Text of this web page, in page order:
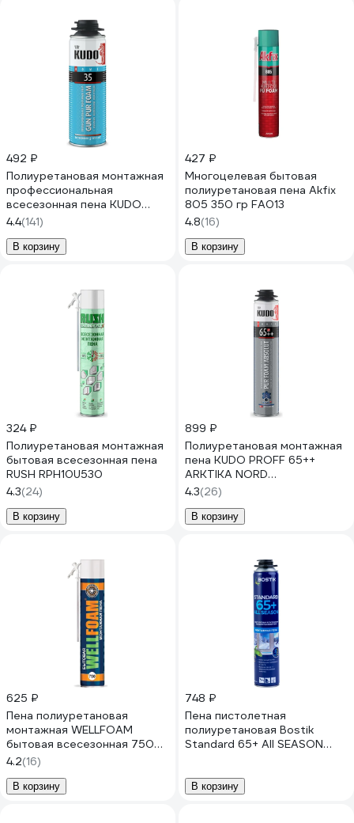
492 ₽
Полиуретановая монтажная
профессиональная
всесезонная пена KUDO
HOME 35 KUPHP06U35
4.4(141)
В корзину
427 ₽
Многоцелевая бытовая
полиуретановая пена Akfix
805 350 гр FA013
4.8(16)
В корзину
324 ₽
Полиуретановая монтажная
бытовая всесезонная пена
RUSH RPH10U530
4.3(24)
В корзину
899 ₽
Полиуретановая монтажная
пена KUDO PROFF 65++
ARKTIKA NORD
KUPP10WN65++
4.3(26)
В корзину
625 ₽
Пена полиуретановая
монтажная WELLFOAM
бытовая всесезонная 750
WF750B
4.2(16)
В корзину
748 ₽
Пена пистолетная
полиуретановая Bostik
Standard 65+ All SEASON
В корзину